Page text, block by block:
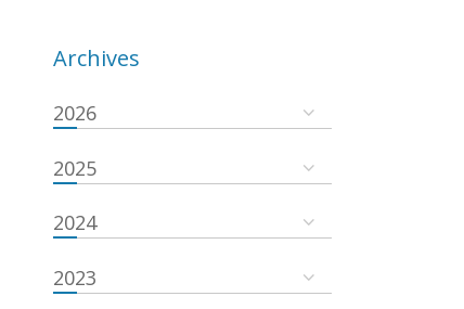
Archives
2026
2025
2024
2023